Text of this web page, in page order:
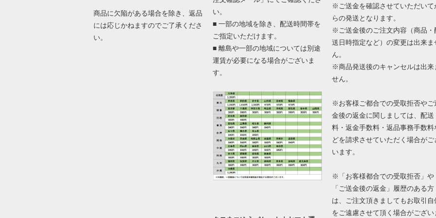
商品に欠陥がある場合を除き、返品
には応じかねますのでご了承くださ
い。
い。
■ 一部の地域を除き、配送時間帯を
ご指定いただけます。
■ 離島や一部の地域については別途
運賃が必要になる場合がございま
す。
※ご送金を確認させていただいて
らの発送となります。
※ご送金後のご注文内容（商品・
送日時指定など）の変更は出来ま
ん。
※商品発送後のキャンセルは出来
せん。
※お客様ご都合での受取拒否やご
金後の返金に関しましては、配送
料・返金手数料・返品事務手数料
どを請求させていただく場合がご
います。
※「お客様都合での受取拒否」や
「ご送金後の返金」履歴のある方
は、ご注文頂きましてもお取引自
をご遠慮させて頂く場合がござい